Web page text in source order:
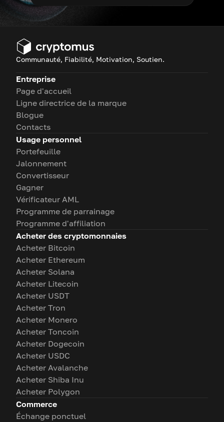
Communauté, Fiabilité, Motivation, Soutien.
Entreprise
Page d'accueil
Ligne directrice de la marque
Blogue
Contacts
Usage personnel
Portefeuille
Jalonnement
Convertisseur
Gagner
Vérificateur AML
Programme de parrainage
Programme d'affiliation
Acheter des cryptomonnaies
Acheter Bitcoin
Acheter Ethereum
Acheter Solana
Acheter Litecoin
Acheter USDT
Acheter Tron
Acheter Monero
Acheter Toncoin
Acheter Dogecoin
Acheter USDC
Acheter Avalanche
Acheter Shiba Inu
Acheter Polygon
Commerce
Échange ponctuel